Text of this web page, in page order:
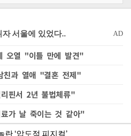
오열 "이틀 만에 발견"
친과 열애 "결혼 전제"
핀서 2년 불법체류"
가 날 죽이는 것 같아"